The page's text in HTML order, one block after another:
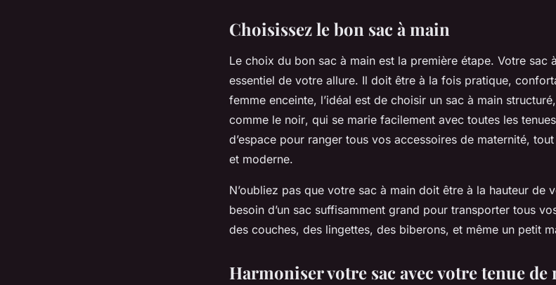
Choisissez le bon sac à main
Le choix du bon sac à main est la première étape. Votre sac
essentiel de votre allure. Il doit être à la fois pratique,
femme enceinte, l’idéal est de choisir un sac à main
comme le noir, qui se marie facilement avec toutes les
d’espace pour ranger tous vos accessoires de maternité,
et moderne.
N’oubliez pas que votre sac à main doit être à la hauteur de
besoin d’un sac suffisamment grand pour transporter tous
des couches, des lingettes, des biberons, et même un petit
Harmoniser votre sac avec votre tenue